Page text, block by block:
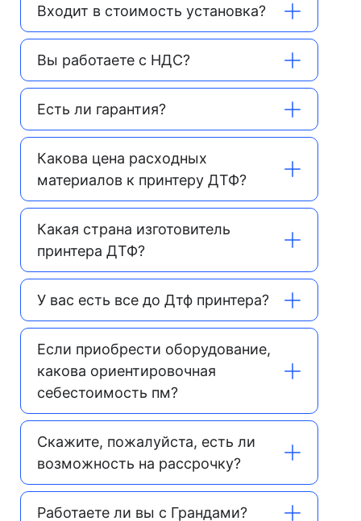
Входит в стоимость установка?
Вы работаете с НДС?
Есть ли гарантия?
Какова цена расходных
материалов к принтеру ДТФ?
Какая страна изготовитель
принтера ДТФ?
У вас есть все до Дтф принтера?
Если приобрести оборудование,
какова ориентировочная
себестоимость пм?
Скажите, пожалуйста, есть ли
возможность на рассрочку?
Работаете ли вы с Грандами?